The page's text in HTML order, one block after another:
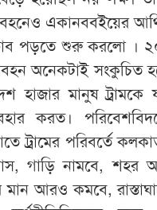
একানববইয়ের
পড়তে শুরু করলো ।
অনেকটাই সংকুচিত
হাজার মানুষ ট্রামকে
করত।
ট্রামের পরিবর্তে
গাড়ি নামবে, শহর
মান আরও কমবে,